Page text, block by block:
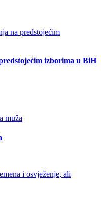
izborima u BiH